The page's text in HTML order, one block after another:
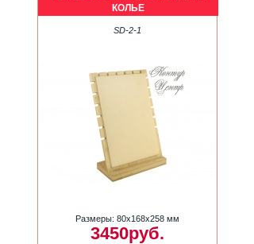
КОЛЬЕ
SD-2-1
Размеры: 80х168х258 мм
3450руб.